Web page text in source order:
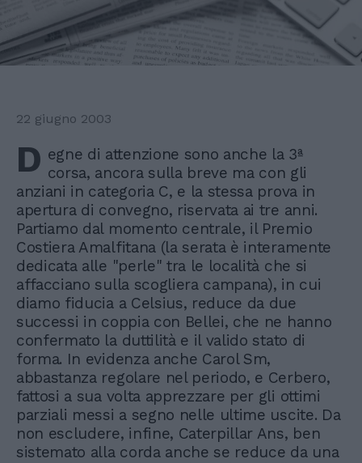
22 giugno 2003
D egne di attenzione sono anche la 3ª
corsa, ancora sulla breve ma con gli
anziani in categoria C, e la stessa prova in
apertura di convegno, riservata ai tre anni.
Partiamo dal momento centrale, il Premio
Costiera Amalfitana (la serata è interamente
dedicata alle "perle" tra le località che si
affacciano sulla scogliera campana), in cui
diamo fiducia a Celsius, reduce da due
successi in coppia con Bellei, che ne hanno
confermato la duttilità e il valido stato di
forma. In evidenza anche Carol Sm,
abbastanza regolare nel periodo, e Cerbero,
fattosi a sua volta apprezzare per gli ottimi
parziali messi a segno nelle ultime uscite. Da
non escludere, infine, Caterpillar Ans, ben
sistemato alla corda anche se reduce da una